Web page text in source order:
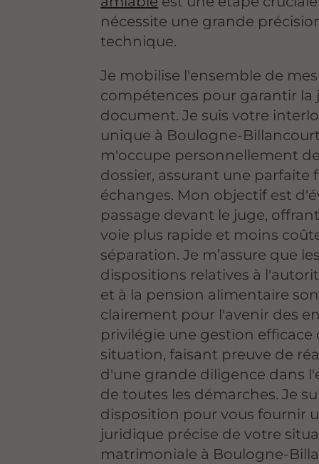
nécessite une grande
technique.
Je mobilise l'ensemble de mes
compétences pour garantir la
document. Je suis votre
unique à Boulogne-
m'occupe personnellement
dossier, assurant une parfaite
échanges. Mon objectif est
passage devant le juge,
voie plus rapide et moins
séparation. Je m’assure que les
dispositions relatives à
et à la pension alimentaire
clairement pour l'avenir des
privilégie une gestion efficace
situation, faisant preuve de
d'une grande diligence dans
de toutes les démarches. Je
disposition pour vous fournir
juridique précise de votre
matrimoniale à Boulogne-